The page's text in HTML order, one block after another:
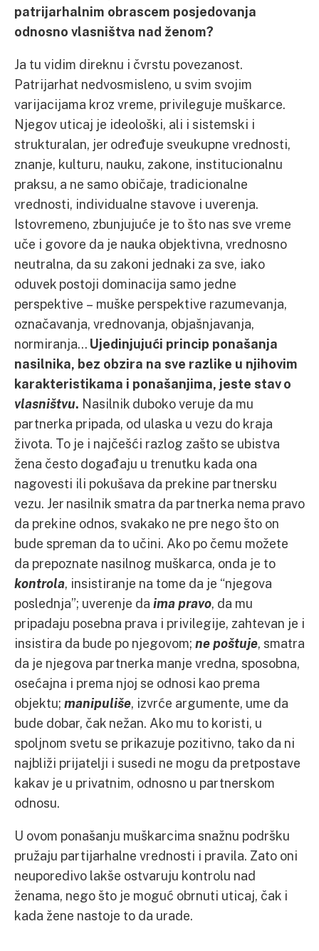
patrijarhalnim obrascem posjedovanja
odnosno vlasništva nad ženom?
Ja tu vidim direknu i čvrstu povezanost.
Patrijarhat nedvosmisleno, u svim svojim
varijacijama kroz vreme, privileguje muškarce.
Njegov uticaj je ideološki, ali i sistemski i
strukturalan, jer određuje sveukupne vrednosti,
znanje, kulturu, nauku, zakone, institucionalnu
praksu, a ne samo običaje, tradicionalne
vrednosti, individualne stavove i uverenja.
Istovremeno, zbunjujuće je to što nas sve vreme
uče i govore da je nauka objektivna, vrednosno
neutralna, da su zakoni jednaki za sve, iako
oduvek postoji dominacija samo jedne
perspektive – muške perspektive razumevanja,
označavanja, vrednovanja, objašnjavanja,
normiranja… Ujedinjujući princip ponašanja
nasilnika, bez obzira na sve razlike u njihovim
karakteristikama i ponašanjima, jeste stav o
vlasništvu. Nasilnik duboko veruje da mu
partnerka pripada, od ulaska u vezu do kraja
života. To je i najčešći razlog zašto se ubistva
žena često događaju u trenutku kada ona
nagovesti ili pokušava da prekine partnersku
vezu. Jer nasilnik smatra da partnerka nema pravo
da prekine odnos, svakako ne pre nego što on
bude spreman da to učini. Ako po čemu možete
da prepoznate nasilnog muškarca, onda je to
kontrola, insistiranje na tome da je “njegova
poslednja”; uverenje da ima pravo, da mu
pripadaju posebna prava i privilegije, zahtevan je i
insistira da bude po njegovom; ne poštuje, smatra
da je njegova partnerka manje vredna, sposobna,
osećajna i prema njoj se odnosi kao prema
objektu; manipuliše, izvrće argumente, ume da
bude dobar, čak nežan. Ako mu to koristi, u
spoljnom svetu se prikazuje pozitivno, tako da ni
najbliži prijatelji i susedi ne mogu da pretpostave
kakav je u privatnim, odnosno u partnerskom
odnosu.
U ovom ponašanju muškarcima snažnu podršku
pružaju partijarhalne vrednosti i pravila. Zato oni
neuporedivo lakše ostvaruju kontrolu nad
ženama, nego što je moguć obrnuti uticaj, čak i
kada žene nastoje to da urade.